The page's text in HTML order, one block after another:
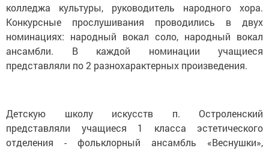
колледжа культуры, руководитель народного хора.
Конкурсные прослушивания проводились в двух
номинациях: народный вокал соло, народный вокал
ансамбли. В каждой номинации учащиеся
представляли по 2 разнохарактерных произведения.
Детскую школу искусств п. Остроленский
представляли учащиеся 1 класса эстетического
отделения - фольклорный ансамбль «Веснушки»,